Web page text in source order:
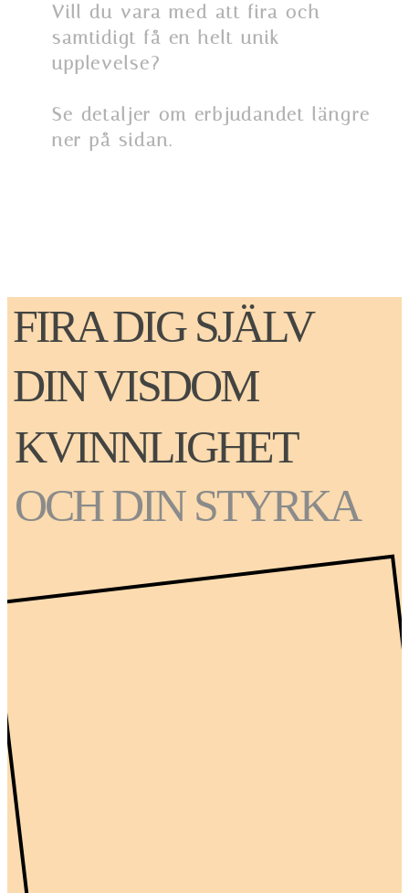
Vill du vara med att fira och
samtidigt få en helt unik
upplevelse?
Se detaljer om erbjudandet längre
ner på sidan.
FIRA DIG SJÄLV
DIN VISDOM
KVINNLIGHET
OCH DIN STYRKA